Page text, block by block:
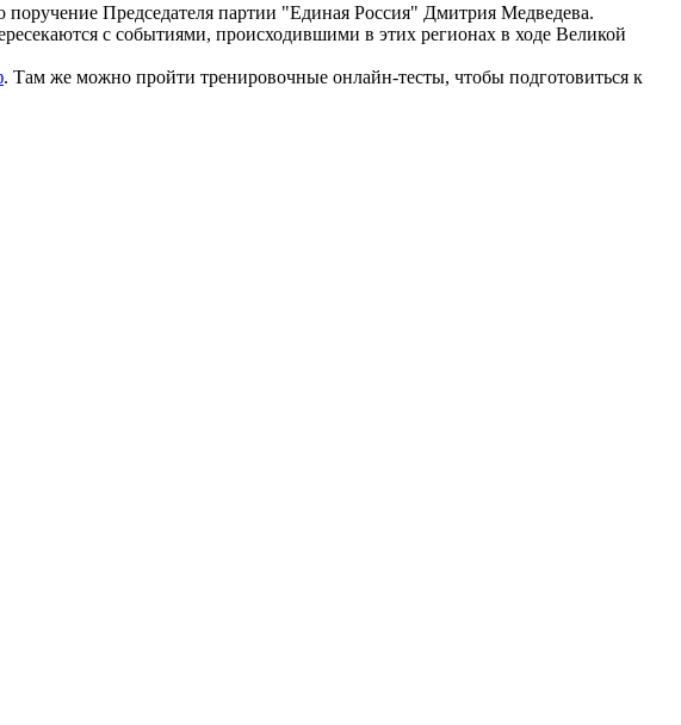
Председателя партии "Единая Россия" Дмитрия Медведева.
с событиями, происходившими в этих регионах в ходе Великой
. Там же можно пройти тренировочные онлайн-тесты, чтобы подготовиться к